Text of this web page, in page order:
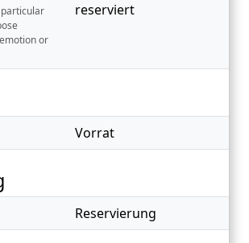
or
reserviert
Vorrat
Reservierung